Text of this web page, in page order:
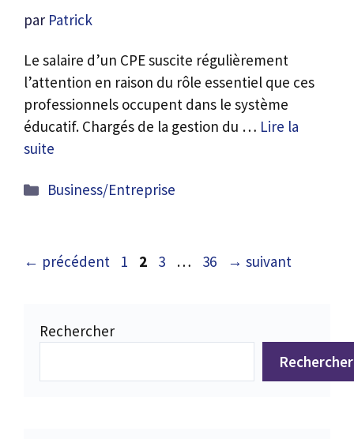
par Patrick
Le salaire d’un CPE suscite régulièrement
l’attention en raison du rôle essentiel que ces
professionnels occupent dans le système
éducatif. Chargés de la gestion du … Lire la
suite
Catégories
Business/Entreprise
← précédent Page
1 Page
2 Page
3 … Page
36 → suivant
Rechercher
Rechercher